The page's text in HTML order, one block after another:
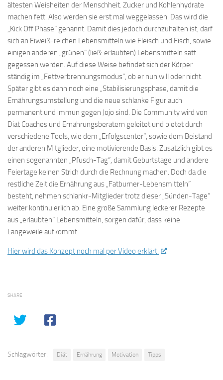
ältesten Weisheiten der Menschheit. Zucker und Kohlenhydrate
machen fett. Also werden sie erst mal weggelassen. Das wird die
„Kick Off Phase“ genannt. Damit dies jedoch durchzuhalten ist, darf
sich an Eiweiß-reichen Lebensmitteln wie Fleisch und Fisch, sowie
einigen anderen „grünen“ (ließ: erlaubten) Lebensmitteln satt
gegessen werden. Auf diese Weise befindet sich der Körper
ständig im „Fettverbrennungsmodus“, ob er nun will oder nicht.
Später gibt es dann noch eine „Stabilisierungsphase, damit die
Ernährungsumstellung und die neue schlanke Figur auch
permanent und immun gegen Jojo sind. Die Community wird von
Diät Coaches und Ernährungsberatern geleitet und bietet durch
verschiedene Tools, wie dem „Erfolgscenter“, sowie dem Beistand
der anderen Mitglieder, eine motivierende Basis. Zusätzlich gibt es
einen sogenannten „Pfusch-Tag“, damit Geburtstage und andere
Feiertage keinen Strich durch die Rechnung machen. Doch da die
restliche Zeit die Ernährung aus „Fatburner-Lebensmitteln“
besteht, nehmen schlankr-Mitglieder trotz dieser „Sünden-Tage“
weiter kontinuierlich ab. Eine große Sammlung leckerer Rezepte
aus „erlaubten“ Lebensmitteln, sorgen dafür, dass keine
Langeweile aufkommt.
Hier wird das Konzept noch mal per Video erklärt.
SHARE
Schlagwörter: Diät Ernährung Motivation Tipps